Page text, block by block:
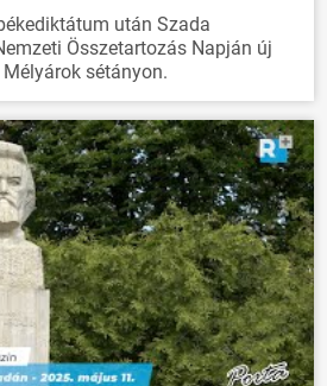
után Szada
Összetartozás Napján új
sétányon.